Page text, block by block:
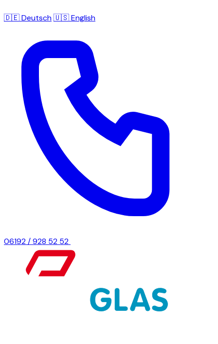
🇩🇪 Deutsch🇺🇸 English
06192 / 928 52 52